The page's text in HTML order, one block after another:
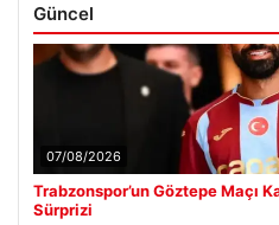
Güncel
07/08/2026
Trabzonspor’un Göztepe Maçı
Sürprizi